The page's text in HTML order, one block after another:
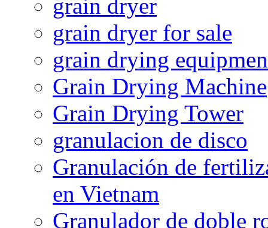
grain dryer
grain dryer for sale
grain drying
Grain Drying Machine
Grain Drying Tower
granulacion de disco
Granulación de
en Vietnam
Granulador de doble